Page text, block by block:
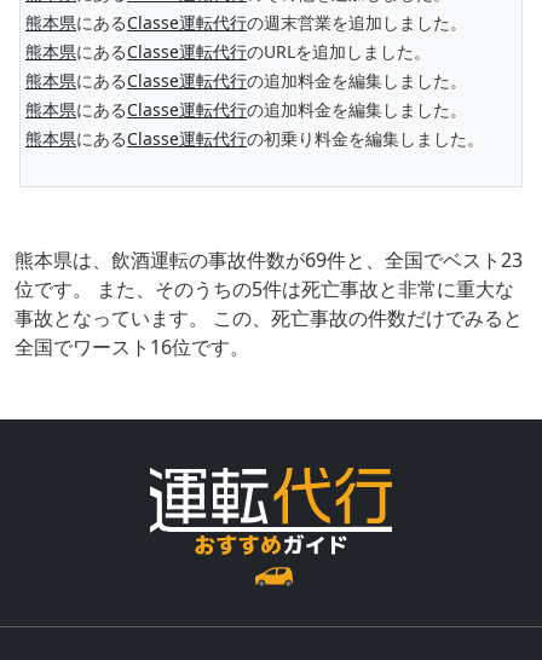
熊本県にあるClasse運転代行の週末営業を追加しました。
熊本県にあるClasse運転代行のURLを追加しました。
熊本県にあるClasse運転代行の追加料金を編集しました。
熊本県にあるClasse運転代行の追加料金を編集しました。
熊本県にあるClasse運転代行の初乗り料金を編集しました。
熊本県は、飲酒運転の事故件数が69件と、全国でベスト23
位です。 また、そのうちの5件は死亡事故と非常に重大な
事故となっています。 この、死亡事故の件数だけでみると
全国でワースト16位です。